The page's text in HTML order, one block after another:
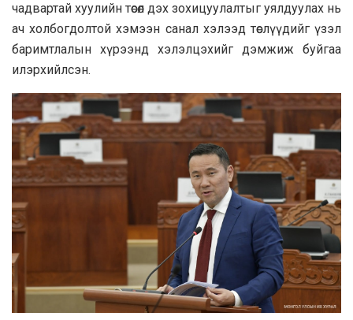
чадвартай хуулийн төсөл дэх зохицуулалтыг уялдуулах нь
ач холбогдолтой хэмээн санал хэлээд төслүүдийг үзэл
баримтлалын хүрээнд хэлэлцэхийг дэмжиж буйгаа
илэрхийлсэн.